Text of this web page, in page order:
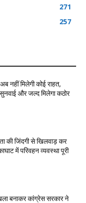
271
257
नहीं मिलेगी कोई राहत,
और जल्द मिलेगा कठोर
की जिंदगी से खिलवाड़ कर
में परिवहन व्यवस्था पूरी
बनाकर कांग्रेस सरकार ने